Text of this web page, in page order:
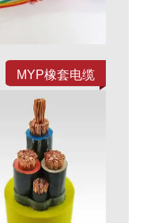
MYP橡套电缆